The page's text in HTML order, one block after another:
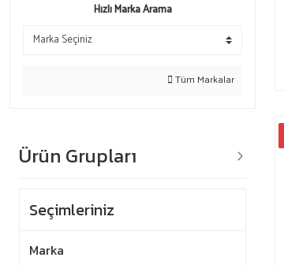
Hızlı Marka Arama
Tüm Markalar
Ürün Grupları
Seçimleriniz
Marka